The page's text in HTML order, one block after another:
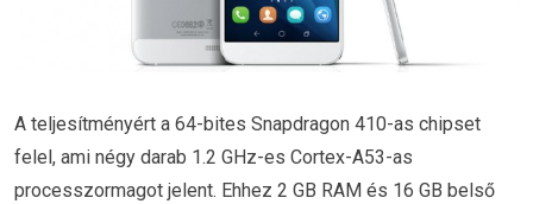
A teljesítményért a 64-bites Snapdragon 410-as chipset
felel, ami négy darab 1.2 GHz-es Cortex-A53-as
processzormagot jelent. Ehhez 2 GB RAM és 16 GB belső